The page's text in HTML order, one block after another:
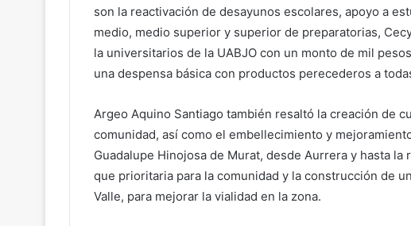
son la reactivación de desayunos escolares, apoyo a
medio, medio superior y superior de preparatorias,
la universitarios de la UABJO con un monto de mil
una despensa básica con productos perecederos a
Argeo Aquino Santiago también resaltó la creación de
comunidad, así como el embellecimiento y
Guadalupe Hinojosa de Murat, desde Aurrera y hasta la
que prioritaria para la comunidad y la construcción de
Valle, para mejorar la vialidad en la zona.